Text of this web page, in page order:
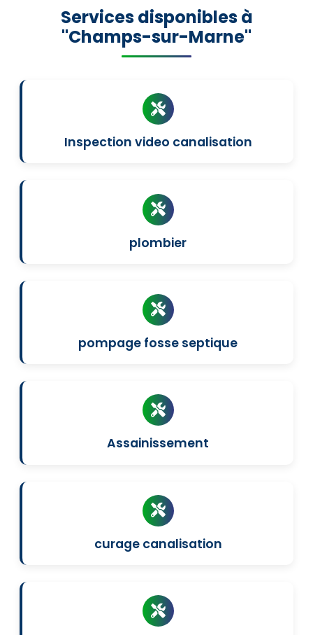
Services disponibles à
"Champs-sur-Marne"
Inspection video canalisation
plombier
pompage fosse septique
Assainissement
curage canalisation